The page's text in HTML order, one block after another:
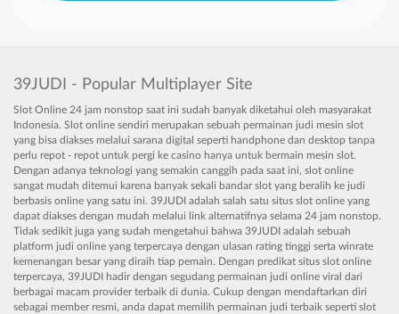
39JUDI - Popular Multiplayer Site
Slot Online 24 jam nonstop saat ini sudah banyak diketahui oleh masyarakat
Indonesia. Slot online sendiri merupakan sebuah permainan judi mesin slot
yang bisa diakses melalui sarana digital seperti handphone dan desktop tanpa
perlu repot - repot untuk pergi ke casino hanya untuk bermain mesin slot.
Dengan adanya teknologi yang semakin canggih pada saat ini, slot online
sangat mudah ditemui karena banyak sekali bandar slot yang beralih ke judi
berbasis online yang satu ini. 39JUDI adalah salah satu situs slot online yang
dapat diakses dengan mudah melalui link alternatifnya selama 24 jam nonstop.
Tidak sedikit juga yang sudah mengetahui bahwa 39JUDI adalah sebuah
platform judi online yang terpercaya dengan ulasan rating tinggi serta winrate
kemenangan besar yang diraih tiap pemain. Dengan predikat situs slot online
terpercaya, 39JUDI hadir dengan segudang permainan judi online viral dari
berbagai macam provider terbaik di dunia. Cukup dengan mendaftarkan diri
sebagai member resmi, anda dapat memilih permainan judi terbaik seperti slot